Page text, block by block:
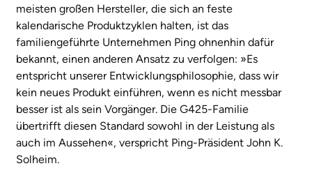
meisten großen Hersteller, die sich an feste
kalendarische Produktzyklen halten, ist das
familiengeführte Unternehmen Ping ohnenhin dafür
bekannt, einen anderen Ansatz zu verfolgen: »Es
entspricht unserer Entwicklungsphilosophie, dass wir
kein neues Produkt einführen, wenn es nicht messbar
besser ist als sein Vorgänger. Die G425-Familie
übertrifft diesen Standard sowohl in der Leistung als
auch im Aussehen«, verspricht Ping-Präsident John K.
Solheim.